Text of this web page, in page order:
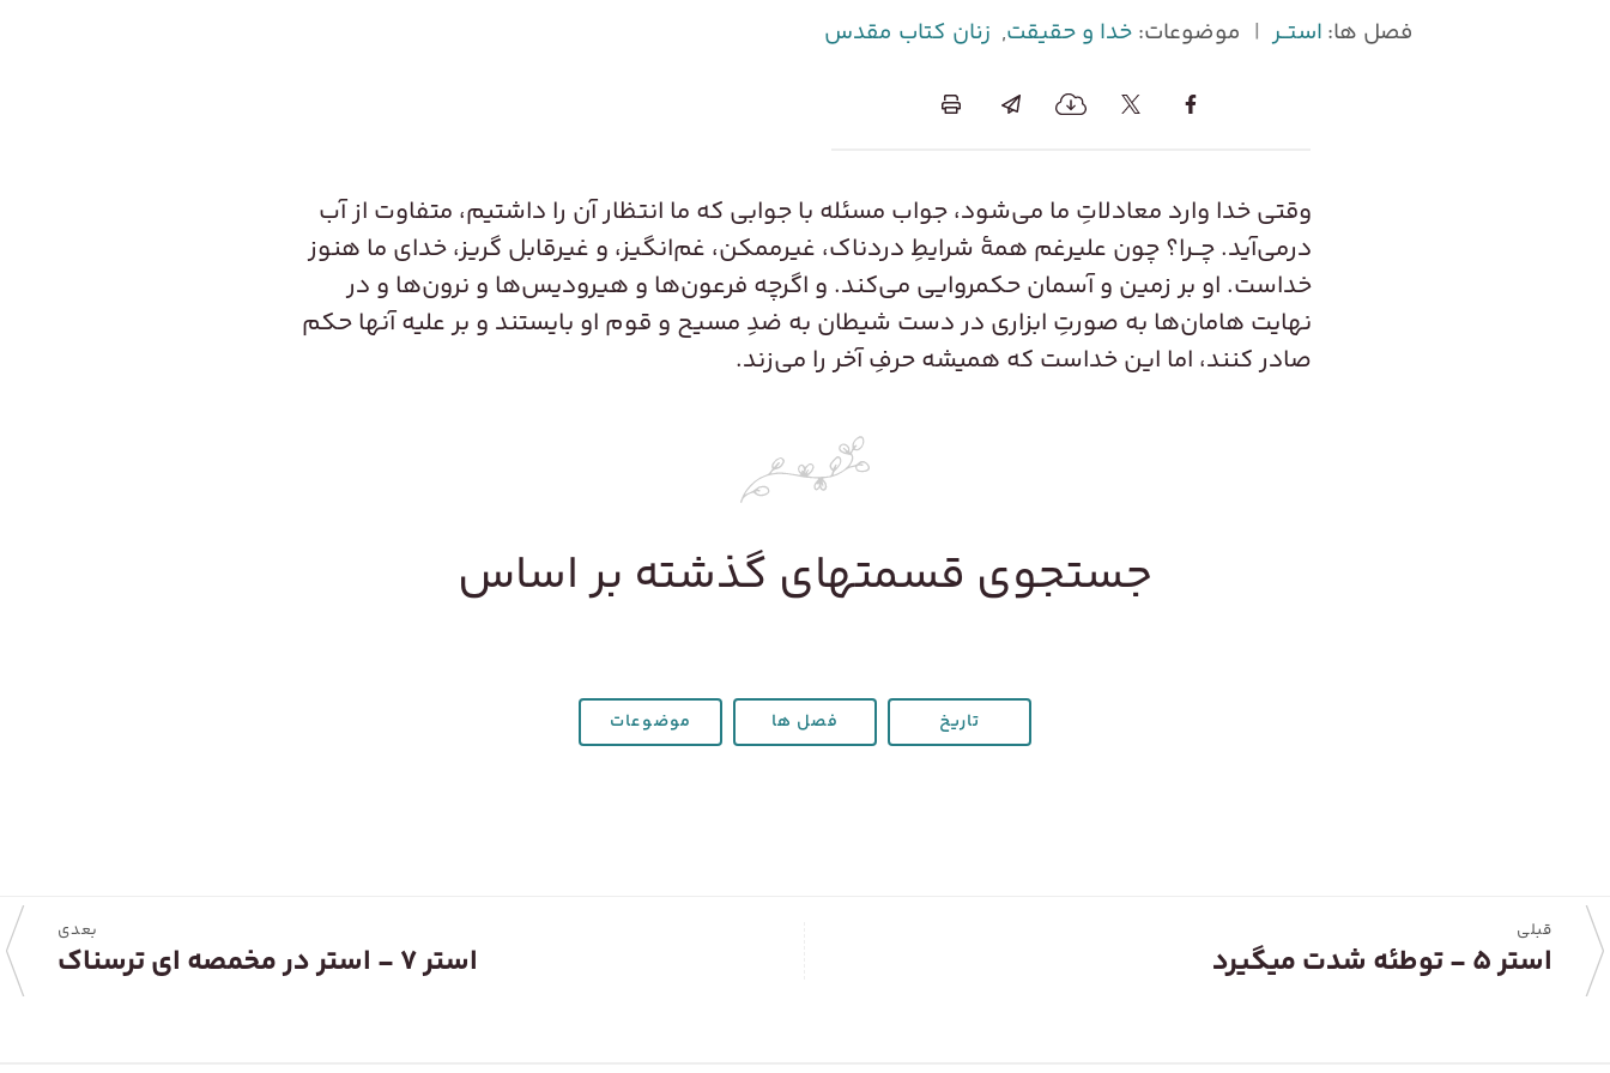
فصل ها: استــر | موضوعات:خدا و حقیقت, زنان کتاب مقدس
وقتی خدا وارد معادلاتِ ما می‌شود، جواب مسئله با جوابی که ما انتظار آن را داشتیم، متفاوت از آب
درمی‌آید. چــرا؟ چون علیرغم همۀ شرایطِ دردناک، غیر‌ممکن، غم‌انگیز، و غیر‌قابل گریز، خدای ما هنوز
خداست. او بر زمین و آسمان حکمروایی می‌کند. و اگرچه فرعون‌ها و هیرودیس‌ها و نرون‌ها و در
نهایت هامان‌ها به صورتِ ابزاری در دست شیطان به ضدِ مسیح و قوم او بایستند و بر علیه آنها حکم
صادر کنند، اما این خداست که همیشه حرفِ آخر را می‌زند.
جستجوی قسمتهای گذشته بر اساس
تاریخ فصل ها موضوعات
قبلی
استر ۵ - توطئه شدت میگیرد
بعدی
استر ۷ - استر در مخمصه ای ترسناک